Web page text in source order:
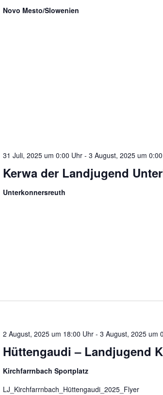
Novo Mesto/Slowenien
Kerwa der Landjugend
31 Juli, 2025 um 0:00 Uhr- 3 August, 2025 um
Unterkonnersreuth
Hüttengaudi – Landjugend
2 August, 2025 um 18:00 Uhr- 3 August, 2025 um
Kirchfarrnbach Sportplatz
LJ_Kirchfarrnbach_Hüttengaudi_2025_Flyer